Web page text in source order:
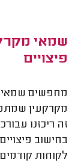
שמאי
פיצויים
מחפשים שמאי
מקרקעין
זה ריכזנו
בחישוב
לקוחות